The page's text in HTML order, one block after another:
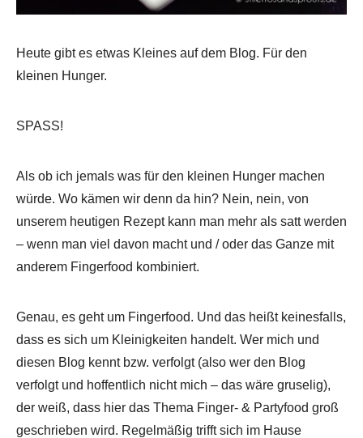
Heute gibt es etwas Kleines auf dem Blog. Für den
kleinen Hunger.
SPASS!
Als ob ich jemals was für den kleinen Hunger machen
würde. Wo kämen wir denn da hin? Nein, nein, von
unserem heutigen Rezept kann man mehr als satt werden
– wenn man viel davon macht und / oder das Ganze mit
anderem Fingerfood kombiniert.
Genau, es geht um Fingerfood. Und das heißt keinesfalls,
dass es sich um Kleinigkeiten handelt. Wer mich und
diesen Blog kennt bzw. verfolgt (also wer den Blog
verfolgt und hoffentlich nicht mich – das wäre gruselig),
der weiß, dass hier das Thema Finger- & Partyfood groß
geschrieben wird. Regelmäßig trifft sich im Hause